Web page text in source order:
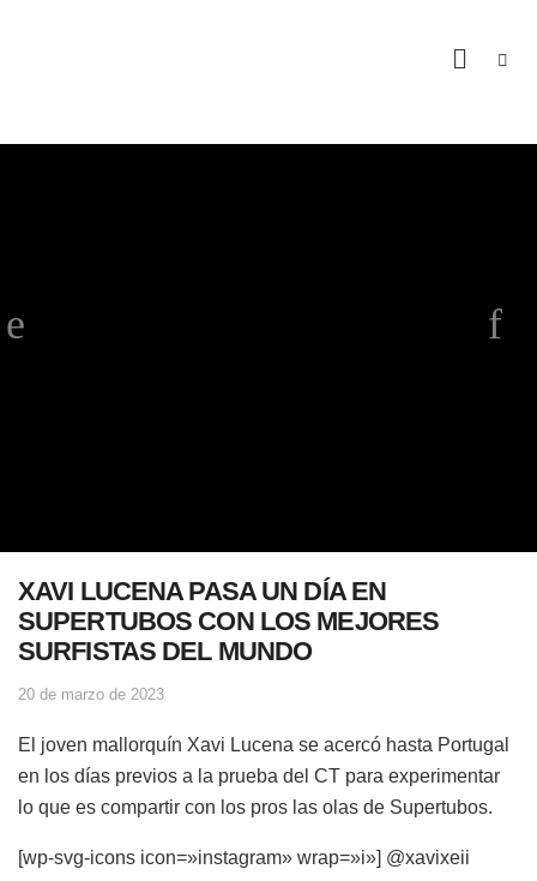
XAVI LUCENA PASA UN DÍA EN
SUPERTUBOS CON LOS MEJORES
SURFISTAS DEL MUNDO
20 de marzo de 2023
El joven mallorquín Xavi Lucena se acercó hasta Portugal
en los días previos a la prueba del CT para experimentar
lo que es compartir con los pros las olas de Supertubos.
[wp-svg-icons icon=»instagram» wrap=»i»] @xavixeii